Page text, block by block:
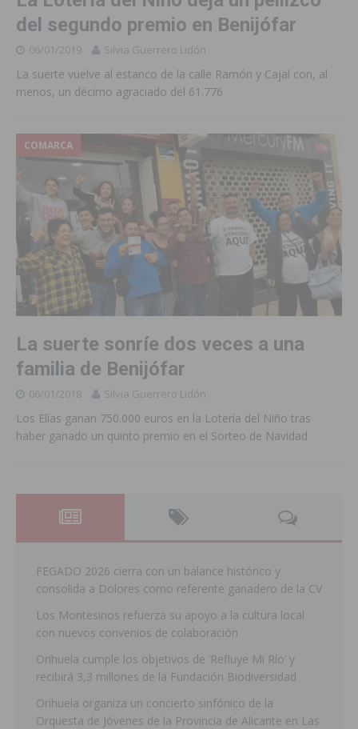
del segundo premio en Benijófar
06/01/2019 Silvia Guerrero Lidón
La suerte vuelve al estanco de la calle Ramón y Cajal con, al
menos, un décimo agraciado del 61.776
COMARCA
La suerte sonríe dos veces a una
familia de Benijófar
06/01/2018 Silvia Guerrero Lidón
Los Elías ganan 750.000 euros en la Lotería del Niño tras
haber ganado un quinto premio en el Sorteo de Navidad
FEGADO 2026 cierra con un balance histórico y
consolida a Dolores como referente ganadero de la CV
Los Montesinos refuerza su apoyo a la cultura local
con nuevos convenios de colaboración
Orihuela cumple los objetivos de ‘Refluye Mi Río’ y
recibirá 3,3 millones de la Fundación Biodiversidad
Orihuela organiza un concierto sinfónico de la
Orquesta de Jóvenes de la Provincia de Alicante en Las